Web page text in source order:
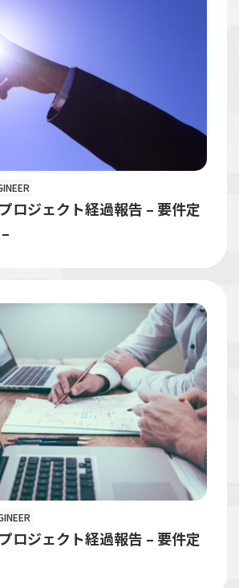
ロジェクト経過報告 – 要件定
ロジェクト経過報告 – 要件定